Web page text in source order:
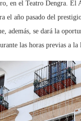
en el Teatro Dengra. El
el año pasado del
además, se dará la
las horas previas a